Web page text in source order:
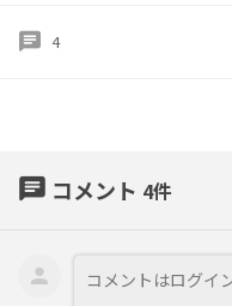
chat 4
chat コメント 4件